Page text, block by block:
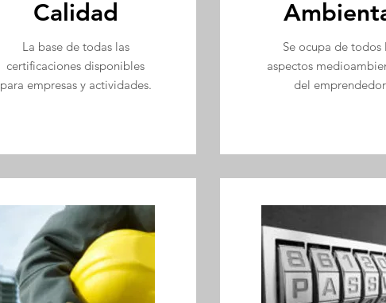
Calidad
La base de todas las
certificaciones disponibles
para empresas y actividades.
Se ocupa de todos
aspectos
del